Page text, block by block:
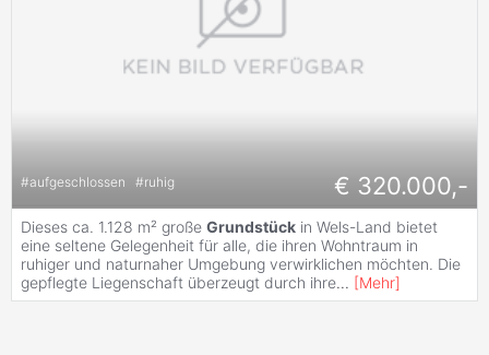
#aufgeschlossen #ruhig € 320.000,-
Dieses ca. 1.128 m² große Grundstück in Wels-Land bietet
eine seltene Gelegenheit für alle, die ihren Wohntraum in
ruhiger und naturnaher Umgebung verwirklichen möchten. Die
gepflegte Liegenschaft überzeugt durch ihre... [Mehr]